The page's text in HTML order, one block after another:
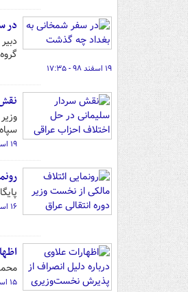
در
۱۹ اسفند ۹۸ - ۱۷:۳۵
۱۹ اسفند ۹۸ - ۱۲:۰۱
۱۶ اسفند ۹۸ - ۲۰:۵۱
۱۵ اسفند ۹۸ - ۲۱:۳۱